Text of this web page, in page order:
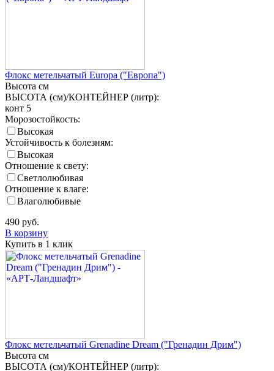
Флокс метельчатый Europa ("Европа")
Высота см
ВЫСОТА (см)/КОНТЕЙНЕР (литр):
конт 5
Морозостойкость:
Высокая
Устойчивость к болезням:
Высокая
Отношение к свету:
Светлолюбивая
Отношение к влаге:
Влаголюбивые
490 руб.
В корзину
Купить в 1 клик
Флокс метельчатый Grenadine Dream ("Гренадин Дрим")
Высота см
ВЫСОТА (см)/КОНТЕЙНЕР (литр):